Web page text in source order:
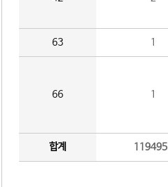
63 1
66 1
합계